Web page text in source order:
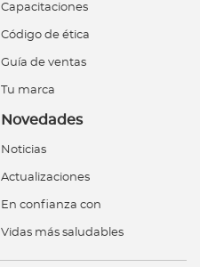
Capacitaciones
Código de ética
Guía de ventas
Tu marca
Novedades
Noticias
Actualizaciones
En confianza con
Vidas más saludables